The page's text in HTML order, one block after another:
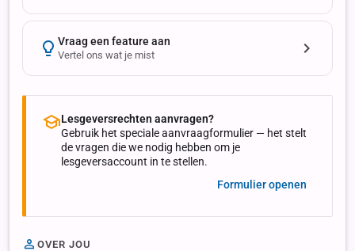
Vraag een feature aan
Vertel ons wat je mist
Lesgeversrechten aanvragen?
Gebruik het speciale aanvraagformulier — het stelt
de vragen die we nodig hebben om je
lesgeversaccount in te stellen.
Formulier openen
OVER JOU